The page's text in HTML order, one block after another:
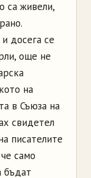
са живели,
досега се
още не
на
в Съюза на
свидетел
писателите
само
бъдат